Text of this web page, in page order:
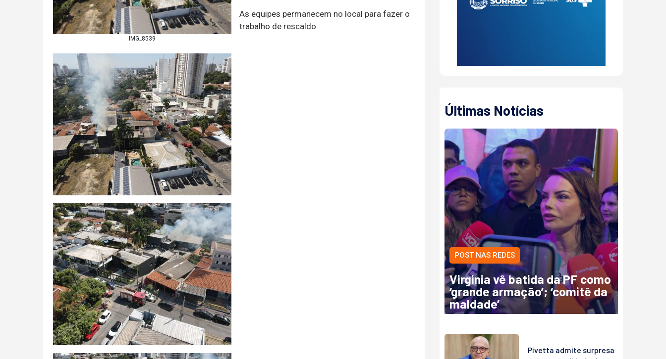
IMG_8539
As equipes permanecem no local para fazer o
trabalho de rescaldo.
Últimas Notícias
POST NAS REDES
Virginia vê batida da PF como
‘grande armação’; ‘comitê da
maldade’
Pivetta admite surpresa